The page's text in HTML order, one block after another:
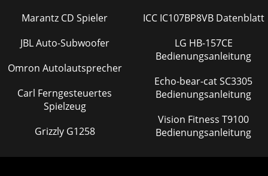
Marantz CD Spieler
JBL Auto-Subwoofer
Omron Autolautsprecher
Carl Ferngesteuertes
Spielzeug
Grizzly G1258
ICC IC107BP8VB Datenblatt
LG HB-157CE
Bedienungsanleitung
Echo-bear-cat SC3305
Bedienungsanleitung
Vision Fitness T9100
Bedienungsanleitung